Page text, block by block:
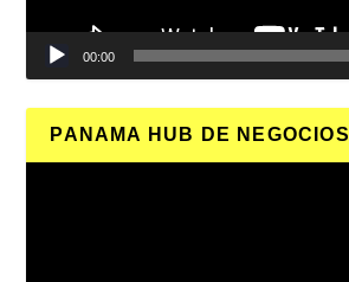
00:00
PANAMA HUB DE NEGOCIOS